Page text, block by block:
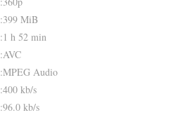
:399 MiB
:1 h 52 min
:AVC
:MPEG Audio
:400 kb/s
:96.0 kb/s